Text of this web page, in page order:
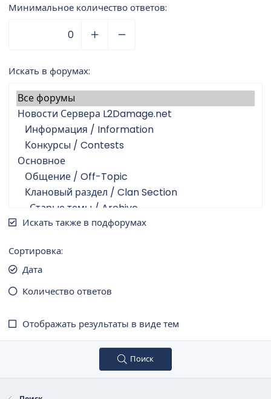
Минимальное количество ответов
Искать в форумах
Искать также в подфорумах
Сортировка
Дата
Количество ответов
Отображать результаты в виде тем
Поиск